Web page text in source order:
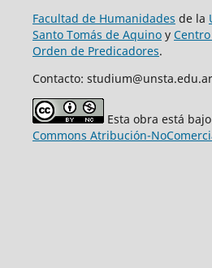
Facultad de Humanidades de la
Santo Tomás de Aquinoy
Orden de Predicadores.
Contacto: studium@unsta.edu.ar
Esta obra está
Commons Atribución-